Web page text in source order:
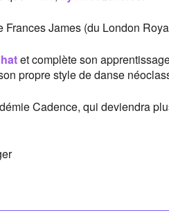
James (du London
et complète son
propre style de danse
Cadence, qui deviendra